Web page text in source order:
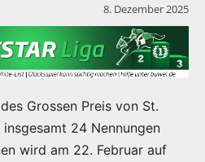
8. Dezember 2025
Grossen Preis von St.
24 Nennungen
wird am 22. Februar auf